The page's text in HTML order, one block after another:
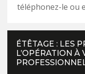
téléphonez-le ou
ÉTÊTAGE : LES
L’OPÉRATION À